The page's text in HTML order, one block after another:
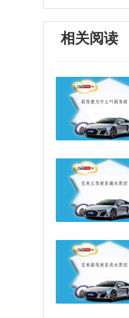
相关阅读